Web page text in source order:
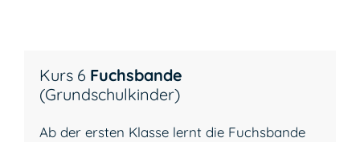
Kurs 6 Fuchsbande
(Grundschulkinder)
Ab der ersten Klasse lernt die Fuchsbande